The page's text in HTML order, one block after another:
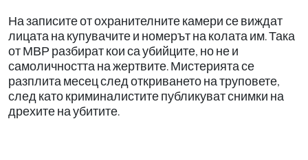
На записите от охранителните камери се виждат
лицата на купувачите и номерът на колата им. Така
от МВР разбират кои са убийците, но не и
самоличността на жертвите. Мистерията се
разплита месец след откриването на труповете,
след като криминалистите публикуват снимки на
дрехите на убитите.